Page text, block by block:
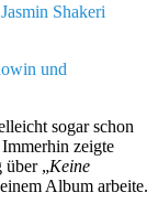
Shakeri
und
sogar schon
zeigte
über „Keine
Album arbeite.